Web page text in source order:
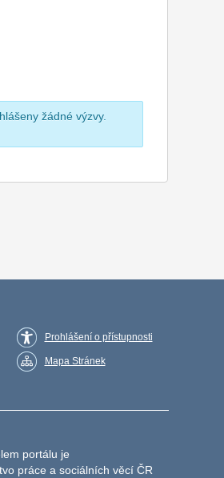
žádné výzvy.
Prohlášení o přístupnosti
Mapa Stránek
portálu je
práce a sociálních věcí ČR